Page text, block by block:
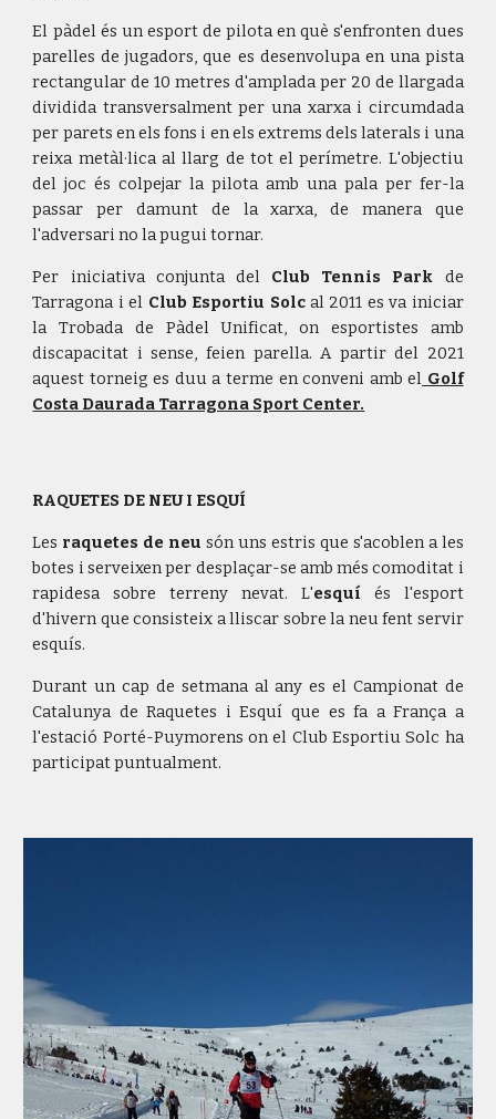
El pàdel és un esport de pilota en què s'enfronten dues
parelles de jugadors, que es desenvolupa en una pista
rectangular de 10 metres d'amplada per 20 de llargada
dividida transversalment per una xarxa i circumdada
per parets en els fons i en els extrems dels laterals i una
reixa metàl·lica al llarg de tot el perímetre. L'objectiu
del joc és colpejar la pilota amb una pala per fer-la
passar per damunt de la xarxa, de manera que
l'adversari no la pugui tornar.
Per iniciativa conjunta del Club Tennis Park de
Tarragona i el Club Esportiu Solcal 2011 es va iniciar
la Trobada de Pàdel Unificat, on esportistes amb
discapacitat i sense, feien parella. A partir del 2021
aquest torneig es duu a terme en conveni amb el Golf
Costa Daurada Tarragona Sport Center.
RAQUETES DE NEU I ESQUÍ
Les raquetes de neu són uns estris que s'acoblen a les
botes i serveixen per desplaçar-se amb més comoditat i
rapidesa sobre terreny nevat. L'esquí és l'esport
d'hivern que consisteix a lliscar sobre la neu fent servir
esquís.
Durant un cap de setmana al any es el Campionat de
Catalunya de Raquetes i Esquí que es fa a França a
l'estació Porté-Puymorens on el Club Esportiu Solc ha
participat puntualment.